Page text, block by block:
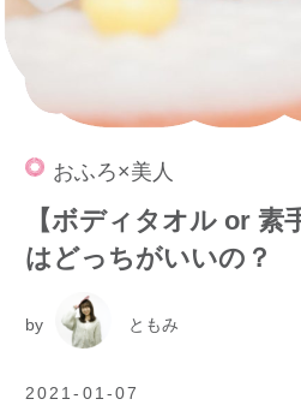
おふろ×美人
【ボディタオル or 素
はどっちがいいの？
by ともみ
2021-01-07